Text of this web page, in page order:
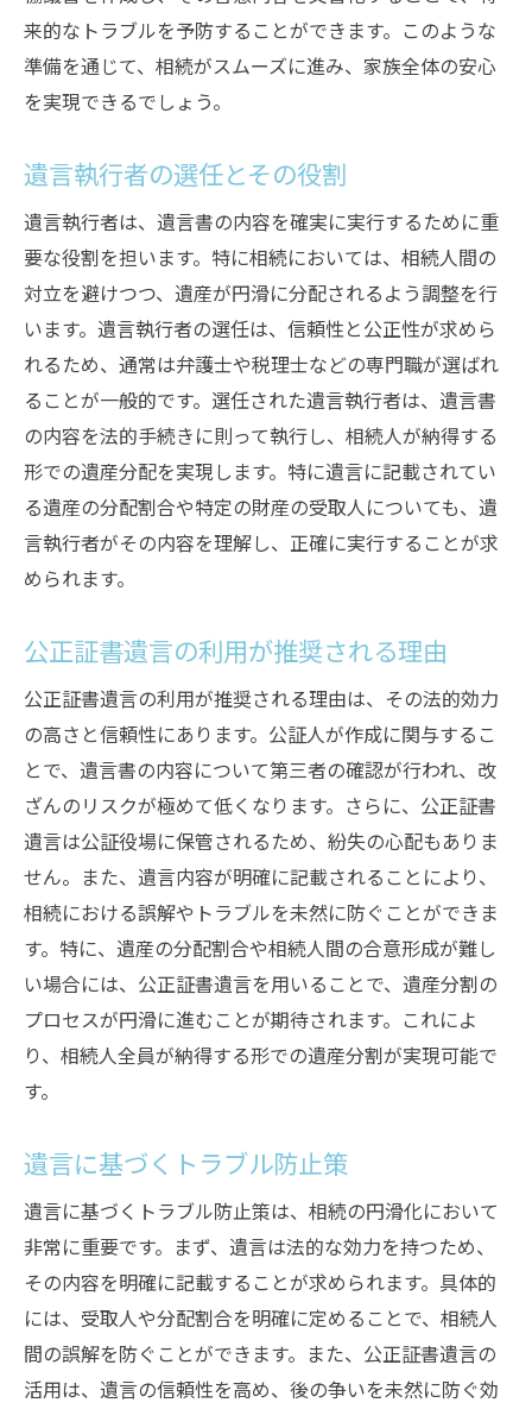
来的なトラブルを予防することができます。このような
準備を通じて、相続がスムーズに進み、家族全体の安心
を実現できるでしょう。
遺言執行者の選任とその役割
遺言執行者は、遺言書の内容を確実に実行するために重
要な役割を担います。特に相続においては、相続人間の
対立を避けつつ、遺産が円滑に分配されるよう調整を行
います。遺言執行者の選任は、信頼性と公正性が求めら
れるため、通常は弁護士や税理士などの専門職が選ばれ
ることが一般的です。選任された遺言執行者は、遺言書
の内容を法的手続きに則って執行し、相続人が納得する
形での遺産分配を実現します。特に遺言に記載されてい
る遺産の分配割合や特定の財産の受取人についても、遺
言執行者がその内容を理解し、正確に実行することが求
められます。
公正証書遺言の利用が推奨される理由
公正証書遺言の利用が推奨される理由は、その法的効力
の高さと信頼性にあります。公証人が作成に関与するこ
とで、遺言書の内容について第三者の確認が行われ、改
ざんのリスクが極めて低くなります。さらに、公正証書
遺言は公証役場に保管されるため、紛失の心配もありま
せん。また、遺言内容が明確に記載されることにより、
相続における誤解やトラブルを未然に防ぐことができま
す。特に、遺産の分配割合や相続人間の合意形成が難し
い場合には、公正証書遺言を用いることで、遺産分割の
プロセスが円滑に進むことが期待されます。これによ
り、相続人全員が納得する形での遺産分割が実現可能で
す。
遺言に基づくトラブル防止策
遺言に基づくトラブル防止策は、相続の円滑化において
非常に重要です。まず、遺言は法的な効力を持つため、
その内容を明確に記載することが求められます。具体的
には、受取人や分配割合を明確に定めることで、相続人
間の誤解を防ぐことができます。また、公正証書遺言の
活用は、遺言の信頼性を高め、後の争いを未然に防ぐ効